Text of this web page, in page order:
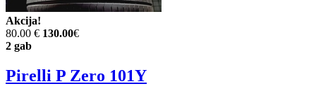
Akcija!
80.00 € 130.00€
2 gab
Pirelli P Zero 101Y